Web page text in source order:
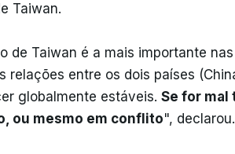
Taiwan.
de Taiwan é a mais importante
relações entre os dois países
globalmente estáveis. Se for mal
ou mesmo em conflito", declarou.